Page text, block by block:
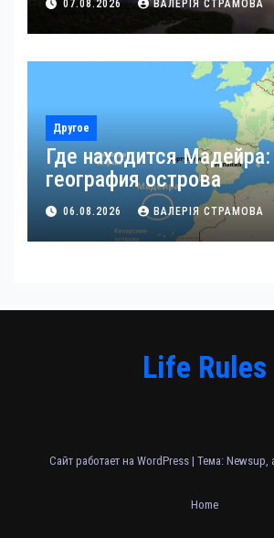
07.08.2026 ВАЛЕРІЯ СТРАМОВА
Другое
Где находится Мадейра:
география острова
06.08.2026 ВАЛЕРІЯ СТРАМОВА
Life Rules
Сайт работает на WordPress | Тема: Newsup,
Home